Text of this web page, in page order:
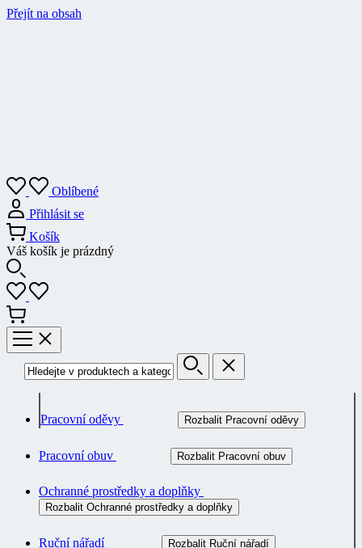
Přejít na obsah
Oblíbené
Přihlásit se
Košík
Váš košík je prázdný
Pracovní oděvy Rozbalit Pracovní oděvy
Pracovní obuv Rozbalit Pracovní obuv
Ochranné prostředky a doplňky
Rozbalit Ochranné prostředky a doplňky
Ruční nářadí Rozbalit Ruční nářadí